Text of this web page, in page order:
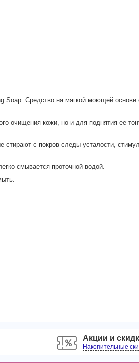
Soap. Средство на мягкой моющей
очищения кожи, но и для поднятия ее
стирают с покров следы усталости,
смывается проточной водой.
Акции и
Накопительные